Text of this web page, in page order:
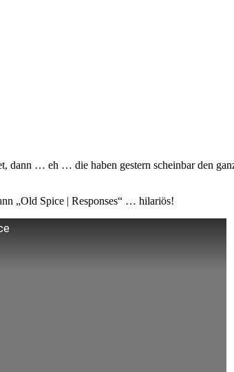
… eh … die haben gestern scheinbar den
„Old Spice | Responses“ … hilariös!